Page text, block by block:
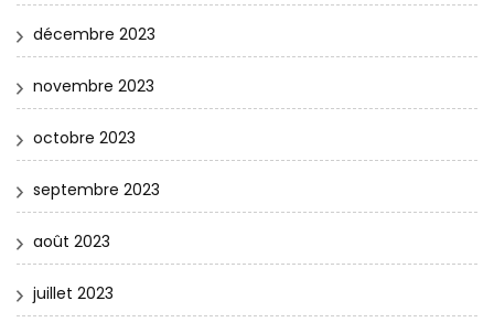
décembre 2023
novembre 2023
octobre 2023
septembre 2023
août 2023
juillet 2023